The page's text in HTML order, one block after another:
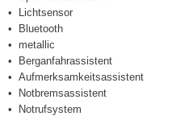
Lichtsensor
Bluetooth
metallic
Berganfahrassistent
Aufmerksamkeitsassistent
Notbremsassistent
Notrufsystem